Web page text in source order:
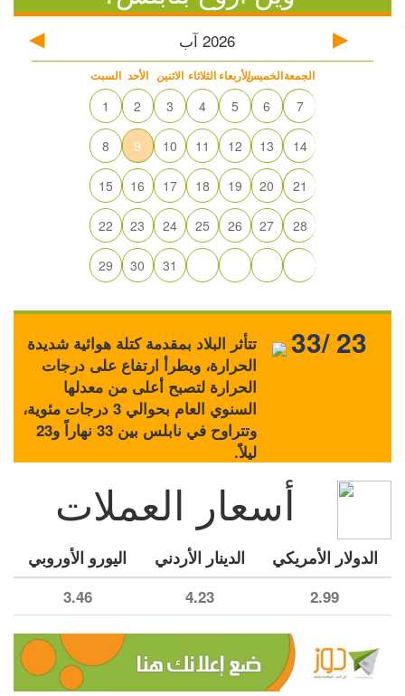
2026 آب
السبت الأحد الاثنين الثلاثاء الأربعاءالخميسالجمعة
1 2 3 4 5 6 7
8 9 10 11 12 13 14
15 16 17 18 19 20 21
22 23 24 25 26 27 28
29 30 31
تتأثر البلاد بمقدمة كتلة هوائية شديدة
الحرارة، ويطرأ ارتفاع على درجات
الحرارة لتصبح أعلى من معدلها
السنوي العام بحوالي 3 درجات مئوية،
وتتراوح في نابلس بين 33 نهاراً و23
ليلاً.
33/ 23
أسعار العملات
الدولار الأمريكي الدينار الأردني اليورو الأوروبي
2.99
4.23
3.46